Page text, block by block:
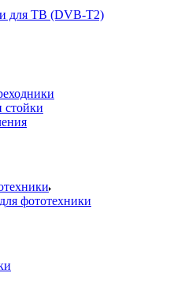
для ТВ (DVB-T2)
фототехники